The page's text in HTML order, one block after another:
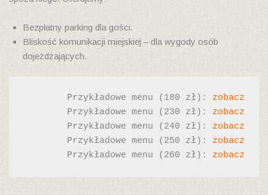
Bezpłatny parking dla gości.
Bliskość komunikacji miejskiej – dla wygody osób
dojeżdżających.
Przykładowe menu (180 zł): zobacz
Przykładowe menu (230 zł): zobacz
Przykładowe menu (240 zł): zobacz
Przykładowe menu (250 zł): zobacz
Przykładowe menu (260 zł): zobacz